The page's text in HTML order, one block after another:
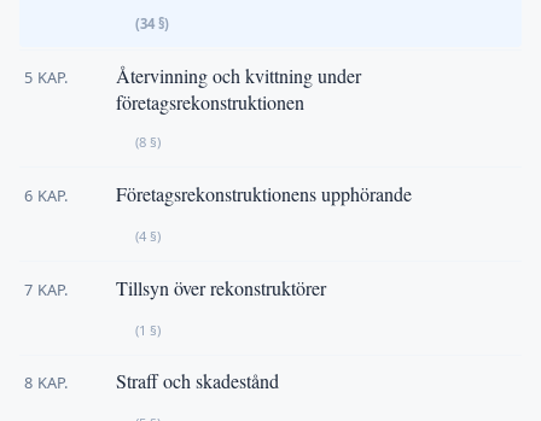
(34 §)
5 KAP.
Återvinning och kvittning under
företagsrekonstruktionen
(8 §)
6 KAP. Företagsrekonstruktionens upphörande
(4 §)
7 KAP. Tillsyn över rekonstruktörer
(1 §)
8 KAP. Straff och skadestånd